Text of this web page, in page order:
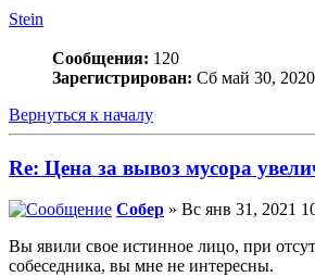
Stein
Сообщения: 120
Зарегистрирован: Сб май 30,
Вернуться к началу
Re: Цена за вывоз мусора
Собер » Вс янв 31, 2021
Вы явили свое истинное лицо, при
собеседника, вы мне не интересны.